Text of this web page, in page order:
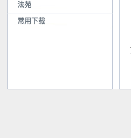
法苑
常用下载